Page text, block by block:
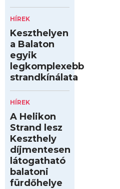
HÍREK
Keszthelyen
a Balaton
egyik
legkomplexebb
strandkínálata
HÍREK
A Helikon
Strand lesz
Keszthely
díjmentesen
látogatható
balatoni
fürdőhelye